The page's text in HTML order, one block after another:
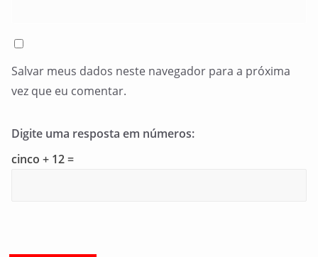
Salvar meus dados neste navegador para a próxima
vez que eu comentar.
Digite uma resposta em números:
cinco + 12 =